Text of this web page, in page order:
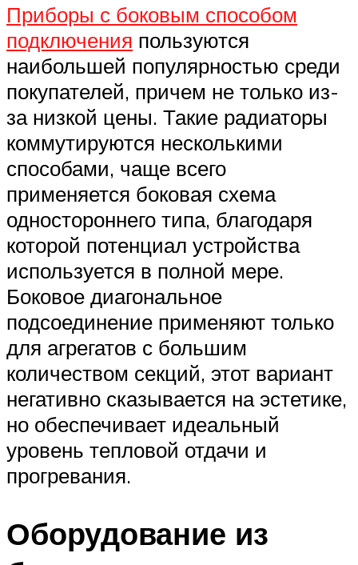
Приборы с боковым способом
подключения пользуются
наибольшей популярностью среди
покупателей, причем не только из-
за низкой цены. Такие радиаторы
коммутируются несколькими
способами, чаще всего
применяется боковая схема
одностороннего типа, благодаря
которой потенциал устройства
используется в полной мере.
Боковое диагональное
подсоединение применяют только
для агрегатов с большим
количеством секций, этот вариант
негативно сказывается на эстетике,
но обеспечивает идеальный
уровень тепловой отдачи и
прогревания.
Оборудование из